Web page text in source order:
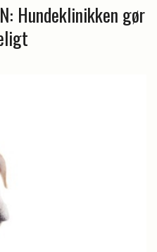
Hundeklinikken gør